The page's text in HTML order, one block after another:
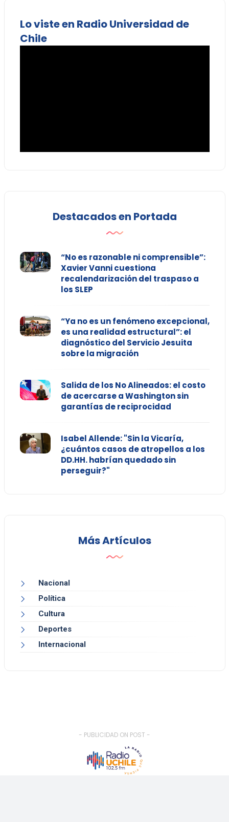
Lo viste en Radio Universidad de
Chile
Destacados en Portada
“No es razonable ni comprensible”:
Xavier Vanni cuestiona
recalendarización del traspaso a
los SLEP
“Ya no es un fenómeno excepcional,
es una realidad estructural”: el
diagnóstico del Servicio Jesuita
sobre la migración
Salida de los No Alineados: el costo
de acercarse a Washington sin
garantías de reciprocidad
Isabel Allende: "Sin la Vicaría,
¿cuántos casos de atropellos a los
DD.HH. habrían quedado sin
perseguir?"
Más Artículos
Nacional
Política
Cultura
Deportes
Internacional
- PUBLICIDAD ON POST -